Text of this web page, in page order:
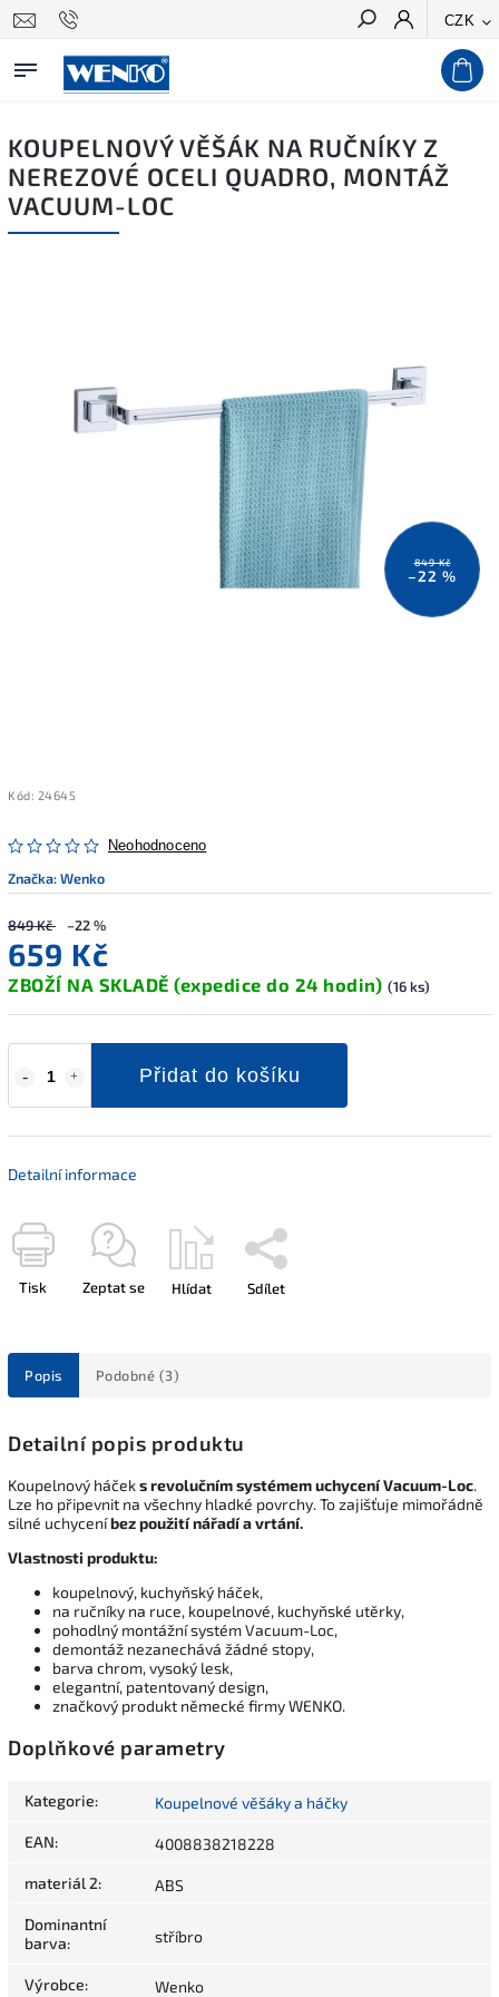
CZK
Hledat
KOUPELNOVÝ VĚŠÁK NA RUČNÍKY Z
NEREZOVÉ OCELI QUADRO, MONTÁŽ
VACUUM-LOC
849 Kč
–22 %
Kód: 24645
Neohodnoceno
Značka:Wenko
849 Kč –22 %
659 Kč
ZBOŽÍ NA SKLADĚ (expedice do 24 hodin) (16 ks)
Přidat do košíku
Detailní informace
Tisk Zeptat se Hlídat Sdílet
Popis Podobné (3)
Detailní popis produktu
Koupelnový háčeks revolučním systémem uchycení Vacuum-Loc.
Lze ho připevnit na všechny hladké povrchy. To zajišťuje mimořádně
silné uchyceníbez použití nářadí a vrtání.
Vlastnosti produktu:
koupelnový, kuchyňský háček,
na ručníky na ruce, koupelnové, kuchyňské utěrky,
pohodlný montážní systém Vacuum-Loc,
demontáž nezanechává žádné stopy,
barva chrom, vysoký lesk,
elegantní, patentovaný design,
značkový produkt německé firmy WENKO.
Doplňkové parametry
Kategorie: Koupelnové věšáky a háčky
EAN: 4008838218228
materiál 2: ABS
Dominantní
barva: stříbro
Výrobce: Wenko